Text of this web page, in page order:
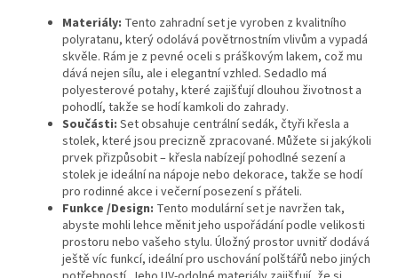
Materiály: Tento zahradní set je vyroben z kvalitního
polyratanu, který odolává povětrnostním vlivům a vypadá
skvěle. Rám je z pevné oceli s práškovým lakem, což mu
dává nejen sílu, ale i elegantní vzhled. Sedadlo má
polyesterové potahy, které zajišťují dlouhou životnost a
pohodlí, takže se hodí kamkoli do zahrady.
Součásti: Set obsahuje centrální sedák, čtyři křesla a
stolek, které jsou precizně zpracované. Můžete si jakýkoli
prvek přizpůsobit – křesla nabízejí pohodlné sezení a
stolek je ideální na nápoje nebo dekorace, takže se hodí
pro rodinné akce i večerní posezení s přáteli.
Funkce /Design: Tento modulární set je navržen tak,
abyste mohli lehce měnit jeho uspořádání podle velikosti
prostoru nebo vašeho stylu. Úložný prostor uvnitř dodává
ještě víc funkcí, ideální pro uschování polštářů nebo jiných